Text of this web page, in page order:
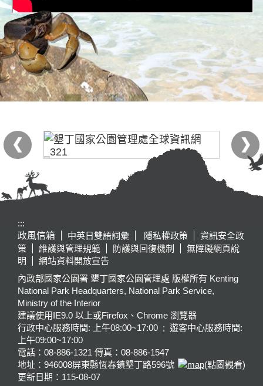
:::
政風信箱
中英日雙語詞彙 隱私權政策
資訊安全政
策
維護與管理規範 防護與回復機制
無障礙網頁說
明
網站資料開放宣告
內政部國家公園署 墾丁國家公園管理處 版權所有 Kenting
National Park Headquarters, National Park Service,
Ministry of the Interior
建議使用IE9.0 以上或Firefox、Chrome 瀏覽器
行政中心服務時間: 上午08:00~17:00 ; 遊客中心服務時間:
上午09:00~17:00
電話：08-886-1321 傳真：08-886-1547
地址：946008屏東縣恆春鎮墾丁路596號
(點圖觀看)
更新日期： 115-08-07